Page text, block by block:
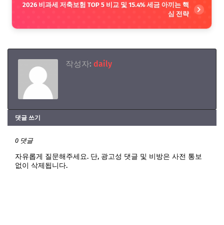
2026 비과세 저축보험 TOP 5 비교 및 15.4% 세금 아끼는 핵
심 전략
작성자: daily
댓글 쓰기
0 댓글
자유롭게 질문해주세요. 단, 광고성 댓글 및 비방은 사전 통보
없이 삭제됩니다.